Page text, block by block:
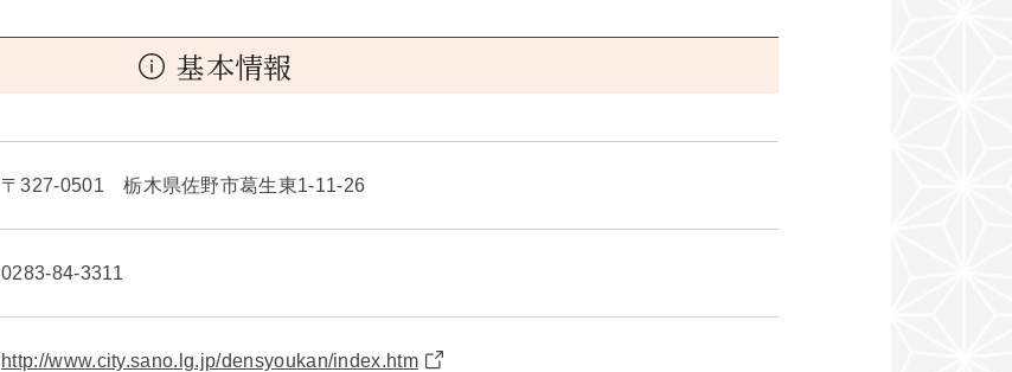
基本情報
〒327-0501 栃木県佐野市葛生東1-11-26
0283-84-3311
http://www.city.sano.lg.jp/densyoukan/index.htm